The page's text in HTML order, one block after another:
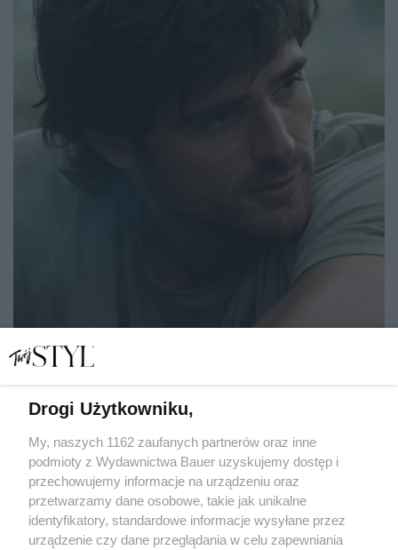
od gwiazd i wielkich emocji
EWA ANNA BARYŁKIEWICZ
KULTURA
Drogi Użytkowniku,
My, naszych 1162 zaufanych partnerów oraz inne
podmioty z Wydawnictwa Bauer uzyskujemy dostęp i
przechowujemy informacje na urządzeniu oraz
przetwarzamy dane osobowe, takie jak unikalne
identyfikatory, standardowe informacje wysyłane przez
urządzenie czy dane przeglądania w celu zapewniania